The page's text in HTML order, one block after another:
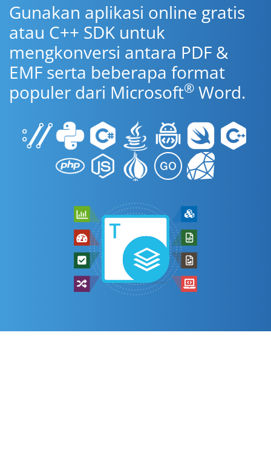
Gunakan aplikasi online gratis
atau C++ SDK untuk
mengkonversi antara PDF &
EMF serta beberapa format
populer dari Microsoft® Word.